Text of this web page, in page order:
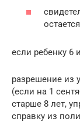
если ребенку 6
разрешение из
(если на 1
старше 8 лет,
справку из